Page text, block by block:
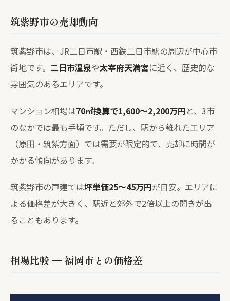
筑紫野市の売却動向
筑紫野市は、JR二日市駅・西鉄二日市駅の周辺が中心市
街地です。 二日市温泉や太宰府天満宮に近く、歴史的な
雰囲気のあるエリアです。
マンション相場は70㎡換算で1,600〜2,200万円と、3市
のなかでは最も手頃です。ただし、駅から離れたエリア
（原田・筑紫方面）では需要が限定的で、売却に時間が
かかる傾向があります。
筑紫野市の戸建ては坪単価25〜45万円が目安。エリアに
よる価格差が大きく、駅近と郊外で2倍以上の開きが出
ることもあります。
相場比較 — 福岡市との価格差